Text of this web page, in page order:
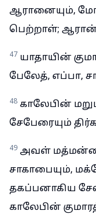
ஆரானையும்,
பெற்றாள்;
47 யாதாயின்
பேலேத், எப்பா,
48 காலேபின்
சேபேரையும்
49 அவள்
சாகாபையும்,
தகப்பனாகிய
காலேபின்